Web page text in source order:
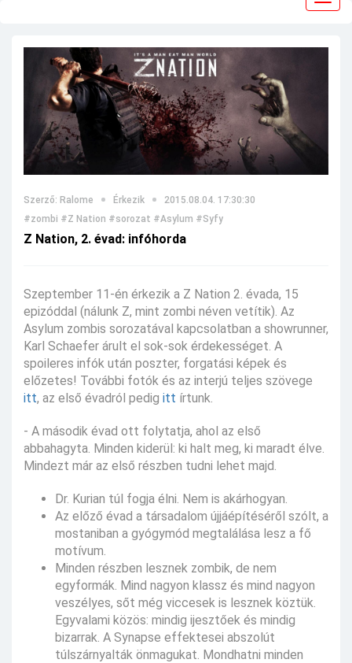
Szerző: Ralome Érkezik
2015.08.04. 17:30:30
#zombi #Z Nation #sorozat #Asylum #Syfy
Z Nation, 2. évad: infóhorda
Szeptember 11-én érkezik a Z Nation 2. évada, 15
epizóddal (nálunk Z, mint zombi néven vetítik). Az
Asylum zombis sorozatával kapcsolatban a showrunner,
Karl Schaefer árult el sok-sok érdekességet. A
spoileres infók után poszter, forgatási képek és
előzetes! További fotók és az interjú teljes szövege
itt, az első évadról pedig itt írtunk.
- A második évad ott folytatja, ahol az első
abbahagyta. Minden kiderül: ki halt meg, ki maradt élve.
Mindezt már az első részben tudni lehet majd.
Dr. Kurian túl fogja élni. Nem is akárhogyan.
Az előző évad a társadalom újjáépítéséről szólt, a
mostaniban a gyógymód megtalálása lesz a fő
motívum.
Minden részben lesznek zombik, de nem
egyformák. Mind nagyon klassz és mind nagyon
veszélyes, sőt még viccesek is lesznek köztük.
Egyvalami közös: mindig ijesztőek és mindig
bizarrak. A Synapse effektesei abszolút
túlszárnyalták önmagukat. Mondhatni minden